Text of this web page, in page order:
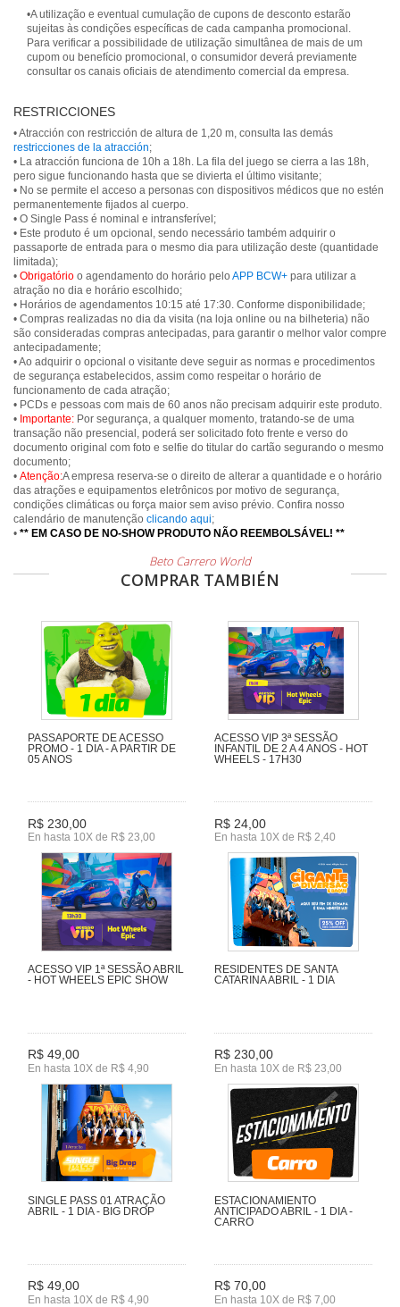
•A utilização e eventual cumulação de cupons de desconto estarão
sujeitas às condições específicas de cada campanha promocional.
Para verificar a possibilidade de utilização simultânea de mais de um
cupom ou benefício promocional, o consumidor deverá previamente
consultar os canais oficiais de atendimento comercial da empresa.
RESTRICCIONES
• Atracción con restricción de altura de 1,20 m, consulta las demás
restricciones de la atracción;
• La atracción funciona de 10h a 18h. La fila del juego se cierra a las 18h,
pero sigue funcionando hasta que se divierta el último visitante;
• No se permite el acceso a personas con dispositivos médicos que no estén
permanentemente fijados al cuerpo.
• O Single Pass é nominal e intransferível;
• Este produto é um opcional, sendo necessário também adquirir o
passaporte de entrada para o mesmo dia para utilização deste (quantidade
limitada);
• Obrigatório o agendamento do horário pelo APP BCW+ para utilizar a
atração no dia e horário escolhido;
• Horários de agendamentos 10:15 até 17:30. Conforme disponibilidade;
• Compras realizadas no dia da visita (na loja online ou na bilheteria) não
são consideradas compras antecipadas, para garantir o melhor valor compre
antecipadamente;
• Ao adquirir o opcional o visitante deve seguir as normas e procedimentos
de segurança estabelecidos, assim como respeitar o horário de
funcionamento de cada atração;
• PCDs e pessoas com mais de 60 anos não precisam adquirir este produto.
• Importante: Por segurança, a qualquer momento, tratando-se de uma
transação não presencial, poderá ser solicitado foto frente e verso do
documento original com foto e selfie do titular do cartão segurando o mesmo
documento;
• Atenção:A empresa reserva-se o direito de alterar a quantidade e o horário
das atrações e equipamentos eletrônicos por motivo de segurança,
condições climáticas ou força maior sem aviso prévio. Confira nosso
calendário de manutenção clicando aqui;
• ** EM CASO DE NO-SHOW PRODUTO NÃO REEMBOLSÁVEL! **
Beto Carrero World
COMPRAR TAMBIÉN
PASSAPORTE DE ACESSO
PROMO - 1 DIA - A PARTIR DE
05 ANOS
R$ 230,00
En hasta 10X de R$ 23,00
ACESSO VIP 3ª SESSÃO
INFANTIL DE 2 A 4 ANOS - HOT
WHEELS - 17H30
R$ 24,00
En hasta 10X de R$ 2,40
ACESSO VIP 1ª SESSÃO ABRIL
- HOT WHEELS EPIC SHOW
R$ 49,00
En hasta 10X de R$ 4,90
RESIDENTES DE SANTA
CATARINA ABRIL - 1 DIA
R$ 230,00
En hasta 10X de R$ 23,00
SINGLE PASS 01 ATRAÇÃO
ABRIL - 1 DIA - BIG DROP
R$ 49,00
En hasta 10X de R$ 4,90
ESTACIONAMIENTO
ANTICIPADO ABRIL - 1 DIA -
CARRO
R$ 70,00
En hasta 10X de R$ 7,00